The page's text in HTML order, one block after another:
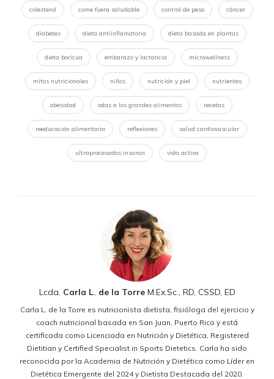
colesterol come fuera saludable control de peso cáncer
diabetes dieta antiinflamatoria dieta basada en plantas
dieta boricua embarazo y lactancia microwellness
mitos nutricionales niños nutrición y piel nutrientes
obesidad odas a los grandes alimentos recetas
reeducación alimentaria reflexiones salud cardiovascular
ultraprocesados insanos vida activa
Lcda. Carla L. de la TorreM.Ex.Sc., RD, CSSD, ED
Carla L. de la Torre es nutricionista dietista, fisióloga del ejercicio y
coach nutricional basada en San Juan, Puerto Rico y está
certificada como Licenciada en Nutrición y Dietética, Registered
Dietitian y Certified Specialist in Sports Dietetics. Carla ha sido
reconocida por la Academia de Nutrición y Dietética como Líder en
Dietética Emergente del 2024 y Dietista Destacada del 2020.